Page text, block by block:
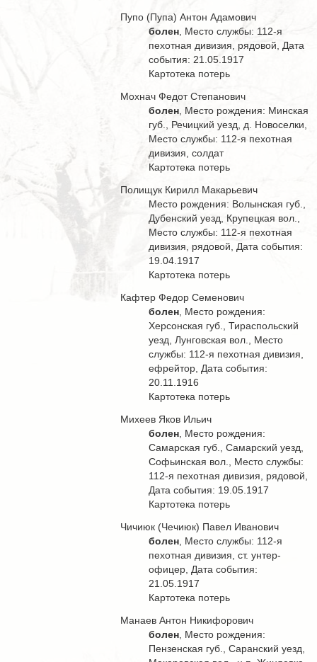
Пупо (Пупа) Антон Адамович
болен , Место службы: 112-я
пехотная дивизия, рядовой, Дата
события: 21.05.1917
Картотека потерь
Мохнач Федот Степанович
болен , Место рождения: Минская
губ., Речицкий уезд, д. Новоселки,
Место службы: 112-я пехотная
дивизия, солдат
Картотека потерь
Полищук Кирилл Макарьевич
Место рождения: Волынская губ.,
Дубенский уезд, Крупецкая вол.,
Место службы: 112-я пехотная
дивизия, рядовой, Дата события:
19.04.1917
Картотека потерь
Кафтер Федор Семенович
болен , Место рождения:
Херсонская губ., Тираспольский
уезд, Лунговская вол., Место
службы: 112-я пехотная дивизия,
ефрейтор, Дата события:
20.11.1916
Картотека потерь
Михеев Яков Ильич
болен , Место рождения:
Самарская губ., Самарский уезд,
Софьинская вол., Место службы:
112-я пехотная дивизия, рядовой,
Дата события: 19.05.1917
Картотека потерь
Чичиюк (Чечиюк) Павел Иванович
болен , Место службы: 112-я
пехотная дивизия, ст. унтер-
офицер, Дата события:
21.05.1917
Картотека потерь
Манаев Антон Никифорович
болен , Место рождения:
Пензенская губ., Саранский уезд,